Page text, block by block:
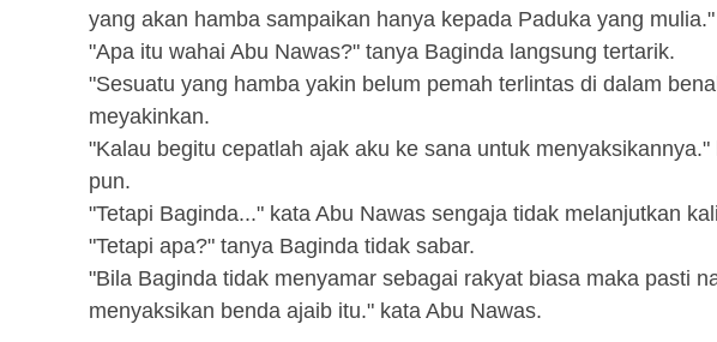
yang akan hamba sampaikan hanya kepada Paduka yang mulia."
"Apa itu wahai Abu Nawas?" tanya Baginda langsung tertarik.
"Sesuatu yang hamba yakin belum pemah terlintas di dalam
meyakinkan.
"Kalau begitu cepatlah ajak aku ke sana untuk
pun.
"Tetapi Baginda..." kata Abu Nawas sengaja tidak melanjutkan
"Tetapi apa?" tanya Baginda tidak sabar.
"Bila Baginda tidak menyamar sebagai rakyat biasa maka pasti
menyaksikan benda ajaib itu." kata Abu Nawas.